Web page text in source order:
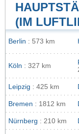
(IM
Berlin : 573 km
Köln : 327 km
Leipzig : 425 km
Bremen : 1812 km
Nürnberg : 210 km